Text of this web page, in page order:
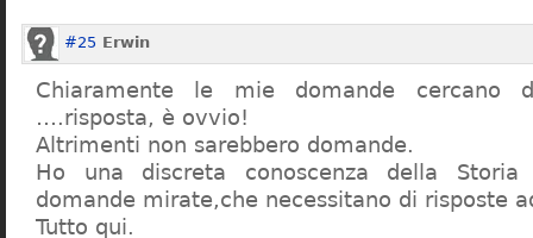
#25 Erwin
Chiaramente le mie domande cercano
….risposta, è ovvio!
Altrimenti non sarebbero domande.
Ho una discreta conoscenza della
domande mirate,che necessitano di risposte
Tutto qui.